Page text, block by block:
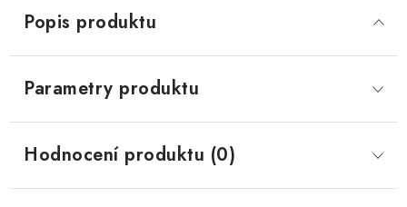
Popis produktu
Parametry produktu
Hodnocení produktu (0)